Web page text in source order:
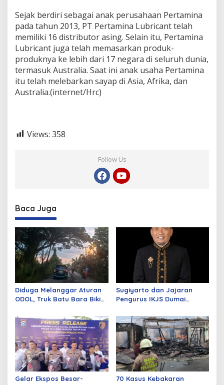
Sejak berdiri sebagai anak perusahaan Pertamina
pada tahun 2013, PT Pertamina Lubricant telah
memiliki 16 distributor asing. Selain itu, Pertamina
Lubricant juga telah memasarkan produk-
produknya ke lebih dari 17 negara di seluruh dunia,
termasuk Australia. Saat ini anak usaha Pertamina
itu telah melebarkan sayap di Asia, Afrika, dan
Australia.(internet/Hrc)
Views: 358
Follow Us
Baca Juga
Diduga Melanggar Aturan
ODOL, Truk Batu Bara Bikin
Parah
Sugiyarto dan Jajaran
Pengurus IKJS Dumai
Rabu Besok
Gelar Ekspos Besar-
70 Kasus Kebakaran